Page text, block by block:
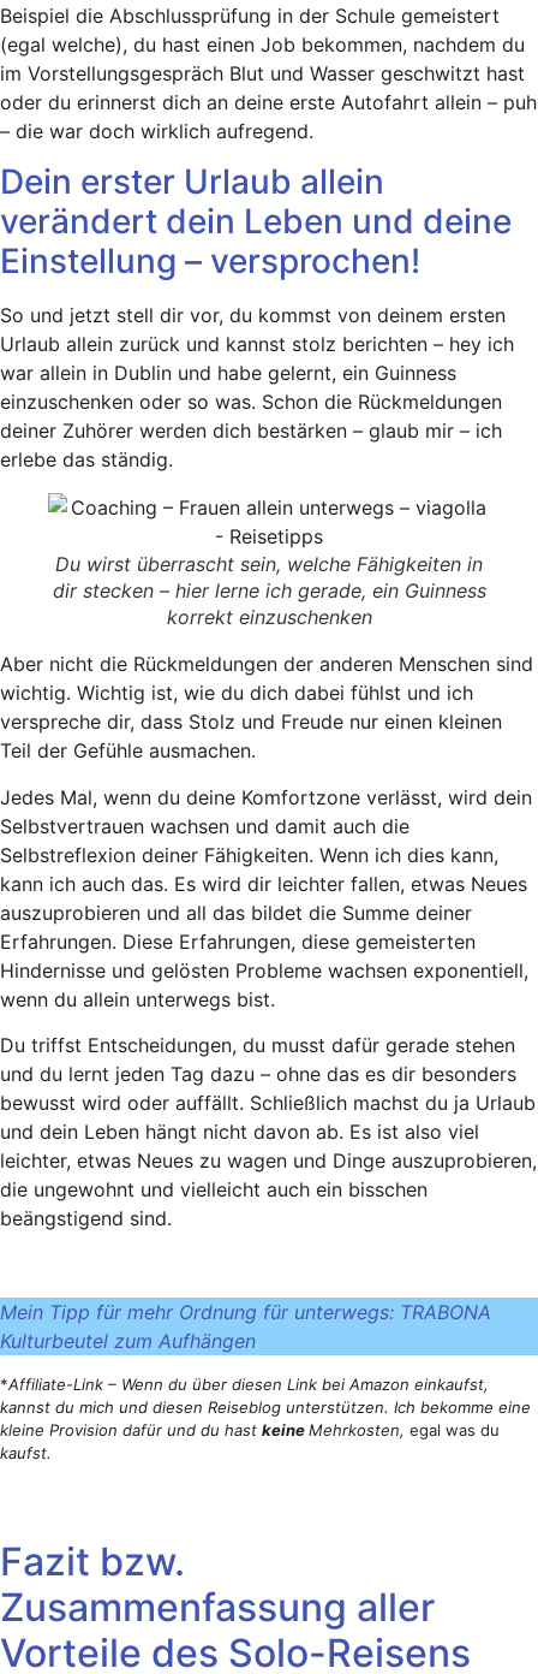
Beispiel die Abschlussprüfung in der Schule gemeistert
(egal welche), du hast einen Job bekommen, nachdem du
im Vorstellungsgespräch Blut und Wasser geschwitzt hast
oder du erinnerst dich an deine erste Autofahrt allein – puh
– die war doch wirklich aufregend.
Dein erster Urlaub allein
verändert dein Leben und deine
Einstellung – versprochen!
So und jetzt stell dir vor, du kommst von deinem ersten
Urlaub allein zurück und kannst stolz berichten – hey ich
war allein in Dublin und habe gelernt, ein Guinness
einzuschenken oder so was. Schon die Rückmeldungen
deiner Zuhörer werden dich bestärken – glaub mir – ich
erlebe das ständig.
Du wirst überrascht sein, welche Fähigkeiten in
dir stecken – hier lerne ich gerade, ein Guinness
korrekt einzuschenken
Aber nicht die Rückmeldungen der anderen Menschen sind
wichtig. Wichtig ist, wie du dich dabei fühlst und ich
verspreche dir, dass Stolz und Freude nur einen kleinen
Teil der Gefühle ausmachen.
Jedes Mal, wenn du deine Komfortzone verlässt, wird dein
Selbstvertrauen wachsen und damit auch die
Selbstreflexion deiner Fähigkeiten. Wenn ich dies kann,
kann ich auch das. Es wird dir leichter fallen, etwas Neues
auszuprobieren und all das bildet die Summe deiner
Erfahrungen. Diese Erfahrungen, diese gemeisterten
Hindernisse und gelösten Probleme wachsen exponentiell,
wenn du allein unterwegs bist.
Du triffst Entscheidungen, du musst dafür gerade stehen
und du lernt jeden Tag dazu – ohne das es dir besonders
bewusst wird oder auffällt. Schließlich machst du ja Urlaub
und dein Leben hängt nicht davon ab. Es ist also viel
leichter, etwas Neues zu wagen und Dinge auszuprobieren,
die ungewohnt und vielleicht auch ein bisschen
beängstigend sind.
Mein Tipp für mehr Ordnung für unterwegs: TRABONA
Kulturbeutel zum Aufhängen
*Affiliate-Link – Wenn du über diesen Link bei Amazon einkaufst,
kannst du mich und diesen Reiseblog unterstützen. Ich bekomme eine
kleine Provision dafür und du hast keineMehrkosten, egal was du
kaufst.
Fazit bzw.
Zusammenfassung aller
Vorteile des Solo-Reisens